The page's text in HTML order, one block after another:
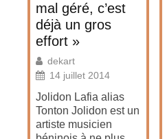
mal géré, c’est
déjà un gros
effort »
dekart
14 juillet 2014
Jolidon Lafia alias
Tonton Jolidon est un
artiste musicien